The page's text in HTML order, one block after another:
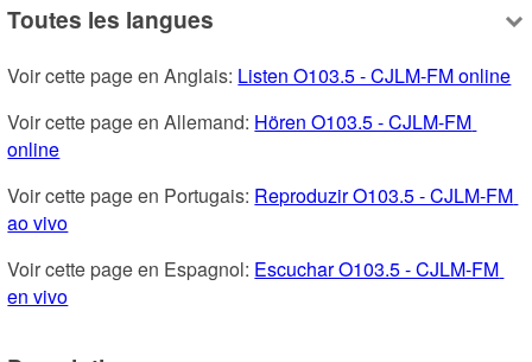
Toutes les langues
Voir cette page en Anglais: Listen O103.5 - CJLM-FM online
Voir cette page en Allemand: Hören O103.5 - CJLM-FM
online
Voir cette page en Portugais: Reproduzir O103.5 - CJLM-FM
ao vivo
Voir cette page en Espagnol: Escuchar O103.5 - CJLM-FM
en vivo